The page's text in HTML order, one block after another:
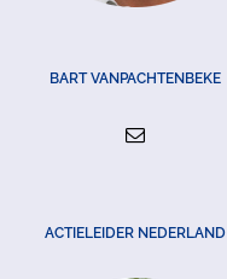
BART VANPACHTENBEKE
ACTIELEIDER NEDERLAND